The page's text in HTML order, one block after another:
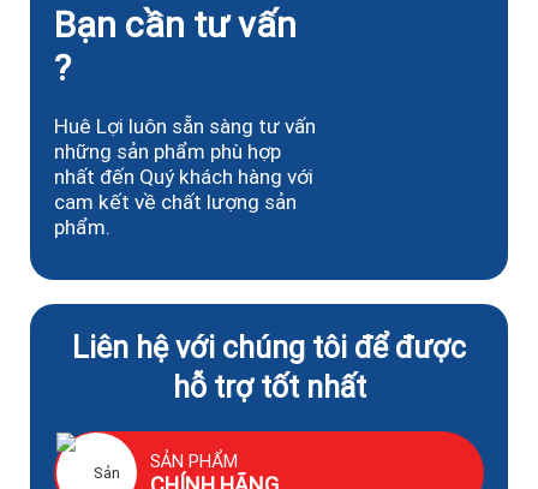
Bạn cần tư vấn
?
Huê Lợi luôn sẵn sàng tư vấn
những sản phẩm phù hợp
nhất đến Quý khách hàng với
cam kết về chất lượng sản
phẩm.
Liên hệ với chúng tôi để được
hỗ trợ tốt nhất
SẢN PHẨM